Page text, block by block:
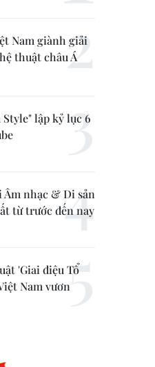
Nam giành giải
thuật châu Á
Style" lập kỷ lục 6
Âm nhạc & Di sản
từ trước đến nay
'Giai điệu Tổ
Nam vươn